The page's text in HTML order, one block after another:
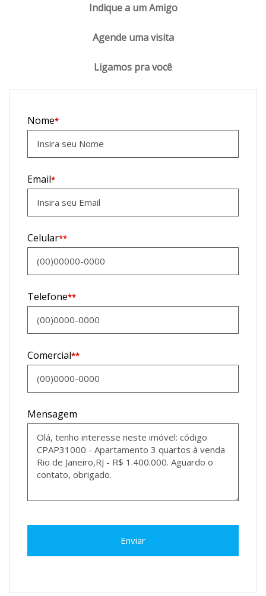
Indique a um Amigo
Agende uma visita
Ligamos pra você
Nome*
Email*
Celular**
Telefone**
Comercial**
Mensagem
Enviar